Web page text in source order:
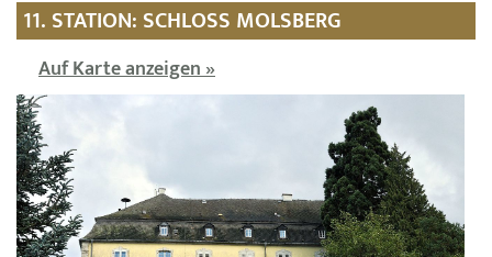
11. STATION: SCHLOSS MOLSBERG
Auf Karte anzeigen »